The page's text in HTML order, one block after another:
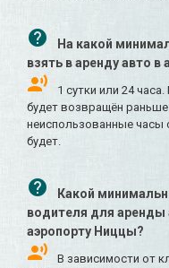
На какой
взять в аренду авто
1 сутки или 24
будет возвращён раньше
неиспользованные часы
будет.
Какой
водителя для аренды
аэропорту Ниццы?
В зависимости от